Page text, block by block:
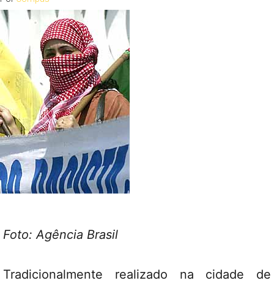
Foto: Agência Brasil
Tradicionalmente realizado na cidade de